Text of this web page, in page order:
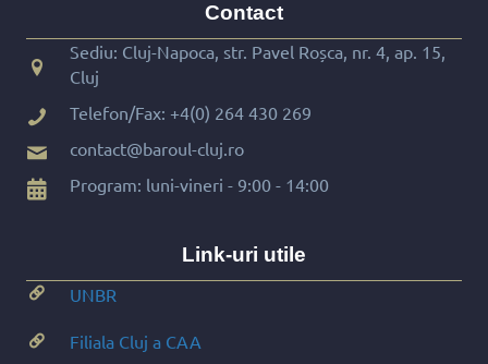
Contact
Sediu: Cluj-Napoca, str. Pavel Roșca, nr. 4, ap. 15,
Cluj
Telefon/Fax: +4(0) 264 430 269
contact@baroul-cluj.ro
Program: luni-vineri - 9:00 - 14:00
Link-uri utile
UNBR
Filiala Cluj a CAA